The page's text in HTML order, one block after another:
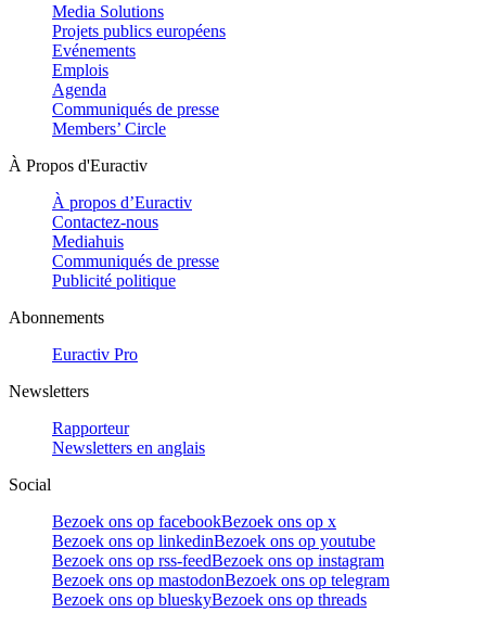
Media Solutions
Projets publics européens
Evénements
Emplois
Agenda
Communiqués de presse
Members’ Circle
À Propos d'Euractiv
À propos d’Euractiv
Contactez-nous
Mediahuis
Communiqués de presse
Publicité politique
Abonnements
Euractiv Pro
Newsletters
Rapporteur
Newsletters en anglais
Social
Bezoek ons op facebookBezoek ons op x
Bezoek ons op linkedinBezoek ons op youtube
Bezoek ons op rss-feedBezoek ons op instagram
Bezoek ons op mastodonBezoek ons op telegram
Bezoek ons op blueskyBezoek ons op threads